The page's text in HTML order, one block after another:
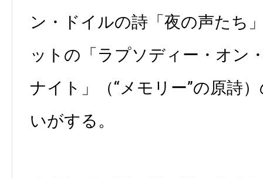
ン・ドイルの詩「夜の声たち
ットの「ラプソディー・オン
ナイト」（“メモリー”の原詩
いがする。